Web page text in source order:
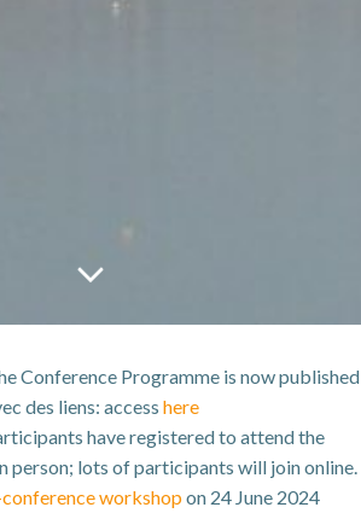
Conference Programme is now published
des liens: access here
have registered to attend the
person; lots of participants will join online.
workshopon 24 June 2024